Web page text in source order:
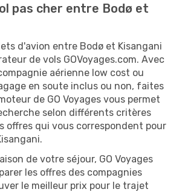
pas cher entre Bodø et
d'avion entre Bodø et Kisangani
de vols GOVoyages.com. Avec
aérienne low cost ou
en soute inclus ou non, faites
de GO Voyages vous permet
selon différents critères
offres qui vous correspondent pour
de votre séjour, GO Voyages
les offres des compagnies
le meilleur prix pour le trajet